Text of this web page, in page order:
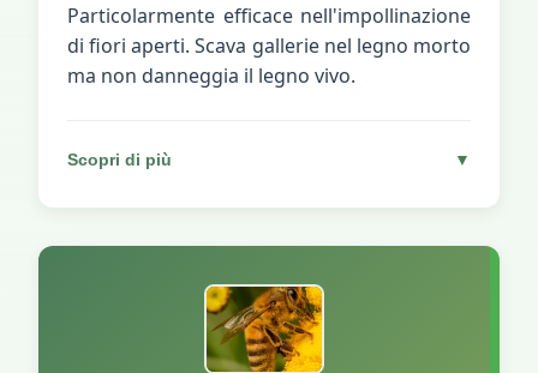
Particolarmente efficace nell'impollinazione
di fiori aperti. Scava gallerie nel legno morto
ma non danneggia il legno vivo.
Scopri di più ▼